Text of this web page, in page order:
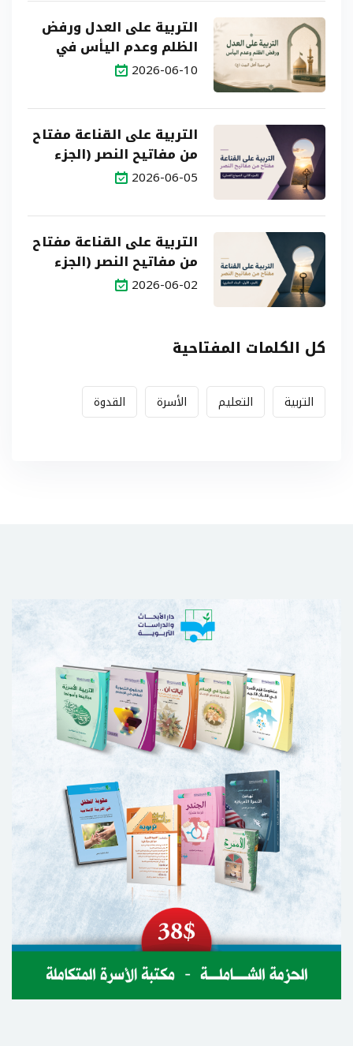
التربية على العدل ورفض
الظلم وعدم اليأس في
سيرة أهل البيت (ع)
2026-06-10
التربية على القناعة مفتاح
من مفاتيح النصر (الجزء
الثاني: النموذج العملي)
2026-06-05
التربية على القناعة مفتاح
من مفاتيح النصر (الجزء
الأول: البناء النظري)
2026-06-02
كل الكلمات المفتاحية
التربية التعليم الأسرة القدوة